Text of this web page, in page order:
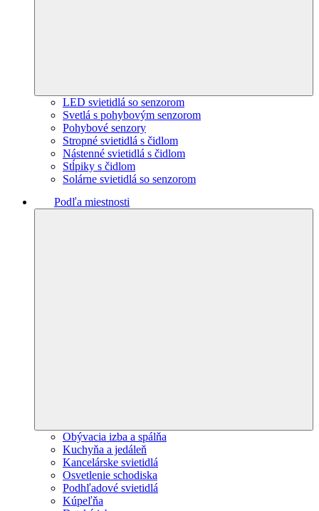
LED svietidlá so senzorom
Svetlá s pohybovým senzorom
Pohybové senzory
Stropné svietidlá s čidlom
Nástenné svietidlá s čidlom
Stĺpiky s čidlom
Solárne svietidlá so senzorom
Podľa miestnosti
Obývacia izba a spálňa
Kuchyňa a jedáleň
Kancelárske svietidlá
Osvetlenie schodiska
Podhľadové svietidlá
Kúpeľňa